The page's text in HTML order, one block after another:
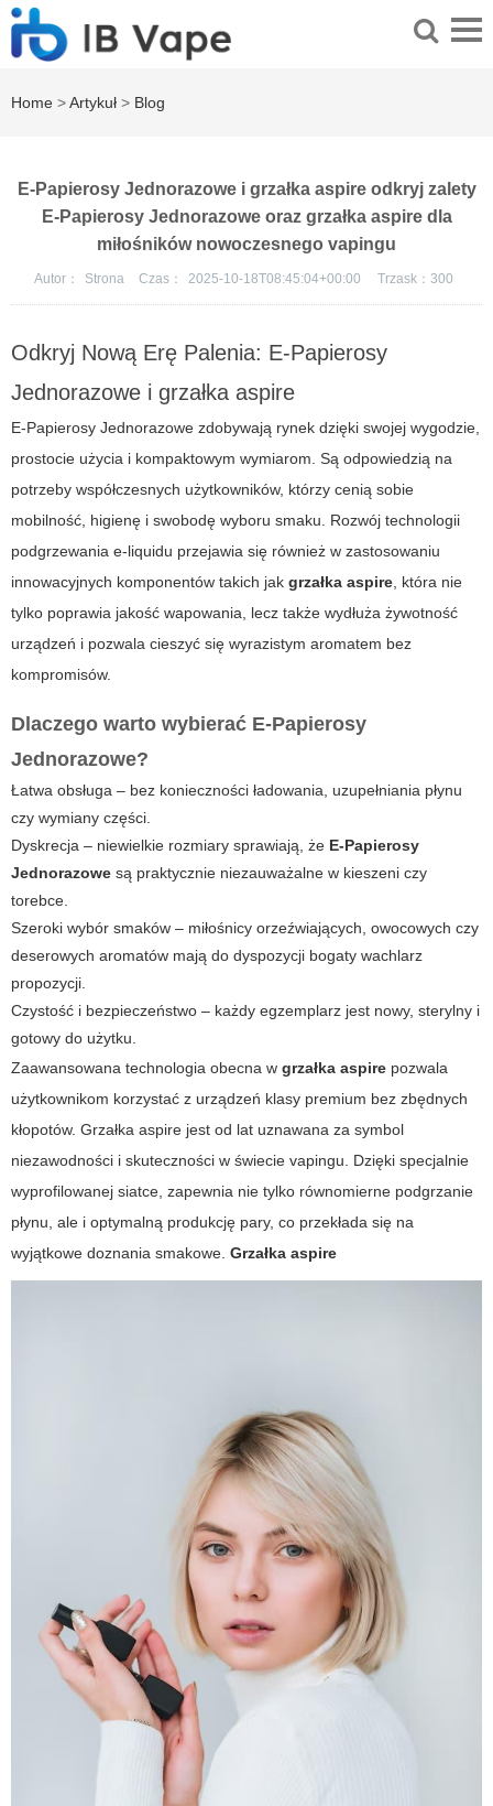
Home >Artykuł > Blog
E-Papierosy Jednorazowe i grzałka aspire odkryj zalety
E-Papierosy Jednorazowe oraz grzałka aspire dla
miłośników nowoczesnego vapingu
Autor： Strona Czas： 2025-10-18T08:45:04+00:00 Trzask： 300
Odkryj Nową Erę Palenia: E-Papierosy
Jednorazowe i grzałka aspire
E-Papierosy Jednorazowe zdobywają rynek dzięki swojej wygodzie,
prostocie użycia i kompaktowym wymiarom. Są odpowiedzią na
potrzeby współczesnych użytkowników, którzy cenią sobie
mobilność, higienę i swobodę wyboru smaku. Rozwój technologii
podgrzewania e-liquidu przejawia się również w zastosowaniu
innowacyjnych komponentów takich jak grzałka aspire, która nie
tylko poprawia jakość wapowania, lecz także wydłuża żywotność
urządzeń i pozwala cieszyć się wyrazistym aromatem bez
kompromisów.
Dlaczego warto wybierać E-Papierosy
Jednorazowe?
Łatwa obsługa – bez konieczności ładowania, uzupełniania płynu
czy wymiany części.
Dyskrecja – niewielkie rozmiary sprawiają, że E-Papierosy
Jednorazowe są praktycznie niezauważalne w kieszeni czy
torebce.
Szeroki wybór smaków – miłośnicy orzeźwiających, owocowych czy
deserowych aromatów mają do dyspozycji bogaty wachlarz
propozycji.
Czystość i bezpieczeństwo – każdy egzemplarz jest nowy, sterylny i
gotowy do użytku.
Zaawansowana technologia obecna w grzałka aspire pozwala
użytkownikom korzystać z urządzeń klasy premium bez zbędnych
kłopotów. Grzałka aspire jest od lat uznawana za symbol
niezawodności i skuteczności w świecie vapingu. Dzięki specjalnie
wyprofilowanej siatce, zapewnia nie tylko równomierne podgrzanie
płynu, ale i optymalną produkcję pary, co przekłada się na
wyjątkowe doznania smakowe. Grzałka aspire